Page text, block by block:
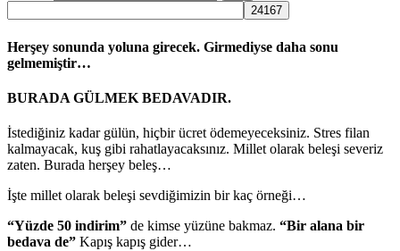
Herşey sonunda yoluna girecek. Girmediyse daha sonu
gelmemiştir…
BURADA GÜLMEK BEDAVADIR.
İstediğiniz kadar gülün, hiçbir ücret ödemeyeceksiniz. Stres filan
kalmayacak, kuş gibi rahatlayacaksınız. Millet olarak beleşi severiz
zaten. Burada herşey beleş…
İşte millet olarak beleşi sevdiğimizin bir kaç örneği…
“Yüzde 50 indirim” de kimse yüzüne bakmaz. “Bir alana bir
bedava de” Kapış kapış gider…